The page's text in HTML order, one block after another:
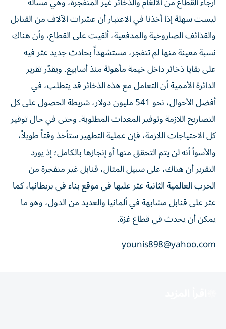
ليست سهلة إذا أخذنا في الاعتبار أن عشرات الآلاف من القنابل
والقذائف الصاروخية والمدفعية، ألقيت على القطاع، وأن هناك
نسبة معينة منها لم تنفجر، مستشهداً بحادث جديد عثر فيه
على بقايا ذخائر داخل خيمة مأهولة منذ أسابيع. ويقدّر تقرير
الدائرة الأممية أن التعامل مع هذه الذخائر قد يتطلب، في
أفضل الأحوال، نحو 541 مليون دولار، شريطة الحصول على كل
التصاريح اللازمة وتوفير المعدات المطلوبة. وحتى في حال توفير
كل الاحتياجات اللازمة، فإن عملية التطهير ستأخذ وقتاً طويلاً،
والأسوأ أنه لن يتم التحقق منها أو إنجازها بالكامل؛ إذ يورد
التقرير أن هناك، على سبيل المثال، قنابل غير منفجرة من
الحرب العالمية الثانية عثر عليها في موقع بناء في بريطانيا، كما
عثر على قنابل مشابهة في ألمانيا والعديد من الدول، وهو ما
يمكن أن يحدث في قطاع غزة.
younis898@yahoo.com